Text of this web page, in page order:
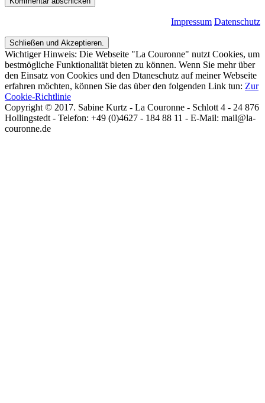
Impressum Datenschutz
Wichtiger Hinweis: Die Webseite "La Couronne" nutzt Cookies, um
bestmögliche Funktionalität bieten zu können. Wenn Sie mehr über
den Einsatz von Cookies und den Dtaneschutz auf meiner Webseite
erfahren möchten, können Sie das über den folgenden Link tun: Zur
Cookie-Richtlinie
Copyright © 2017. Sabine Kurtz - La Couronne - Schlott 4 - 24 876
Hollingstedt - Telefon: +49 (0)4627 - 184 88 11 - E-Mail: mail@la-
couronne.de